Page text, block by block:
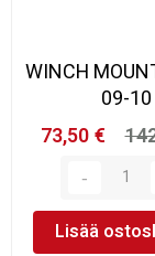
WINCH
09-10
73,50 €
Lisää